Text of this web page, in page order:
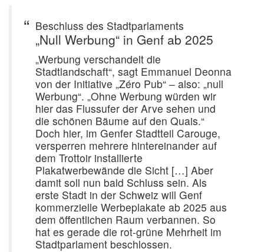
Beschluss des Stadtparlaments
„Null Werbung“ in Genf ab 2025
„Werbung verschandelt die
Stadtlandschaft“, sagt Emmanuel Deonna
von der Initiative „Zéro Pub“ – also: „null
Werbung“. „Ohne Werbung würden wir
hier das Flussufer der Arve sehen und
die schönen Bäume auf den Quais.“
Doch hier, im Genfer Stadtteil Carouge,
versperren mehrere hintereinander auf
dem Trottoir installierte
Plakatwerbewände die Sicht […] Aber
damit soll nun bald Schluss sein. Als
erste Stadt in der Schweiz will Genf
kommerzielle Werbeplakate ab 2025 aus
dem öffentlichen Raum verbannen. So
hat es gerade die rot-grüne Mehrheit im
Stadtparlament beschlossen.